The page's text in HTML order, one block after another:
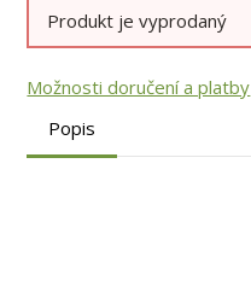
Produkt je vyprodaný
Možnosti doručení a platby
Popis